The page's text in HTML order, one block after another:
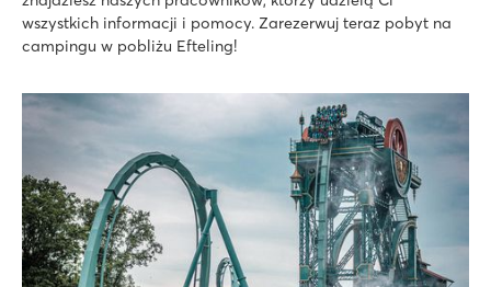
wszystkich informacji i pomocy. Zarezerwuj teraz pobyt na
campingu w pobliżu Efteling!